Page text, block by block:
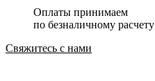
Оплаты принимаем
по безналичному расчету
Свяжитесь с нами